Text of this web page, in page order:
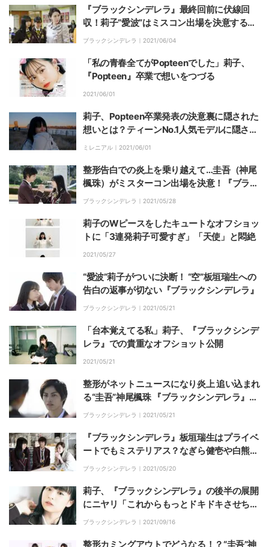
『ブラックシンデレラ』最終回前に伏線回
収！莉子“愛波”はミスコン出場を決意する
が…
ブラックシンデレラ｜ 2021/06/04
「私の青春全てがPopteenでした」莉子、
『Popteen』卒業で想いをつづる
2021/06/01
莉子、Popteen卒業発表の決意裏に隠された
想いとは？ティーンNo.1人気モデルに隠され
た素顔に迫る『MILLENNIAL /ミレニアル』
ミレニアル｜ 2021/06/01
整形告白での炎上を乗り越えて…圭吾（神尾
楓珠）がミスターコン出場を決意！『ブラッ
クシンデレラ』第6話
ブラックシンデレラ｜ 2021/05/28
莉子のWピースをしたキュートなオフショッ
トに「3連発莉子可愛すぎ」「天使」と悶絶
2021/05/27
“愛波”莉子がついに決断！ “空”板垣瑞生への
告白の返事が切ない『ブラックシンデレラ』
ブラックシンデレラ｜ 2021/05/21
「台本覚えてる私」莉子、『ブラックシンデ
レラ』での貴重なオフショット公開
2021/05/21
整形がネットニュースになり炎上 追い込まれ
る“圭吾”神尾楓珠 『ブラックシンデレラ』第
5話
ブラックシンデレラ｜ 2021/05/21
『ブラックシンデレラ』板垣瑞生はプライベ
ートでもミステリアス？なぎら健壱や白熊の
話で莉子らを驚かせる
ブラックシンデレラ｜ 2021/05/20
莉子、『ブラックシンデレラ』の後半の展開
にニヤリ「これからもっとドキドキさせちゃ
います」
ブラックシンデレラ｜ 2021/09/16
整形カミングアウトでどうなる！？“圭吾”神